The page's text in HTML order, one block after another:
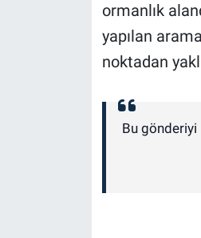
ormanlık
yapılan
noktadan
Bu